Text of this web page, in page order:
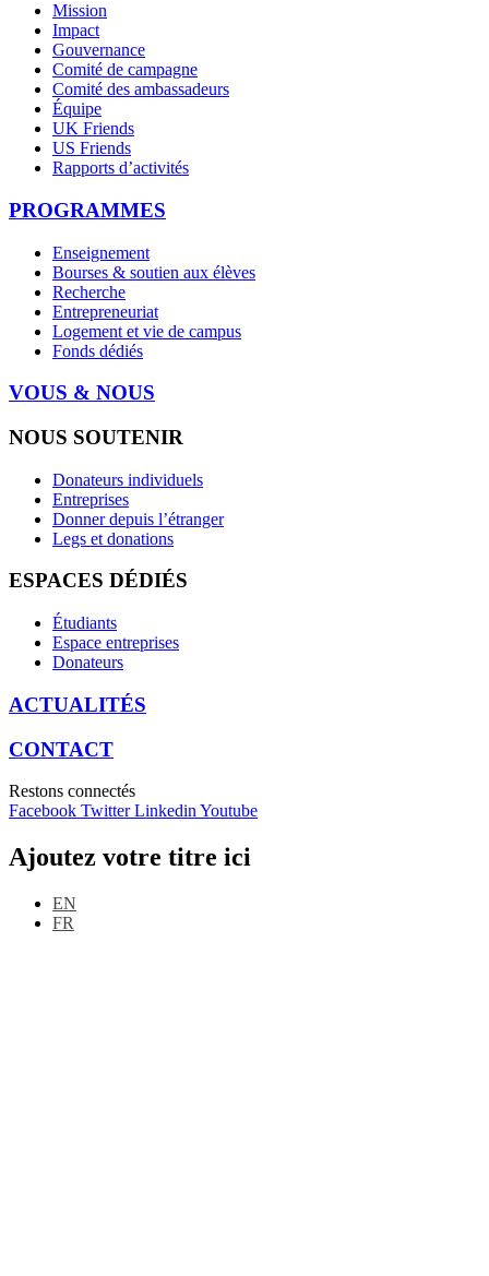
Mission
Impact
Gouvernance
Comité de campagne
Comité des ambassadeurs
Équipe
UK Friends
US Friends
Rapports d’activités
PROGRAMMES
Enseignement
Bourses & soutien aux élèves
Recherche
Entrepreneuriat
Logement et vie de campus
Fonds dédiés
VOUS & NOUS
NOUS SOUTENIR
Donateurs individuels
Entreprises
Donner depuis l’étranger
Legs et donations
ESPACES DÉDIÉS
Étudiants
Espace entreprises
Donateurs
ACTUALITÉS
CONTACT
Restons connectés
Facebook Twitter Linkedin Youtube
Ajoutez votre titre ici
EN
FR